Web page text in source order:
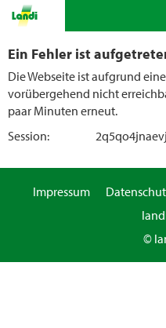
Ein Fehler ist
Die Webseite ist aufgrund
vorübergehend nicht
paar Minuten erneut.
Session:
Impressum
©